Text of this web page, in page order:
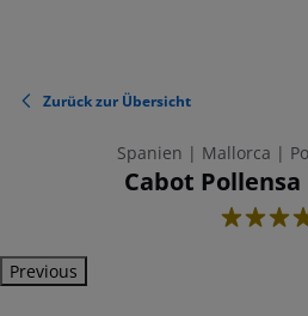
Zurück zur Übersicht
Spanien | Mallorca |
Cabot Pollensa
4
Previous